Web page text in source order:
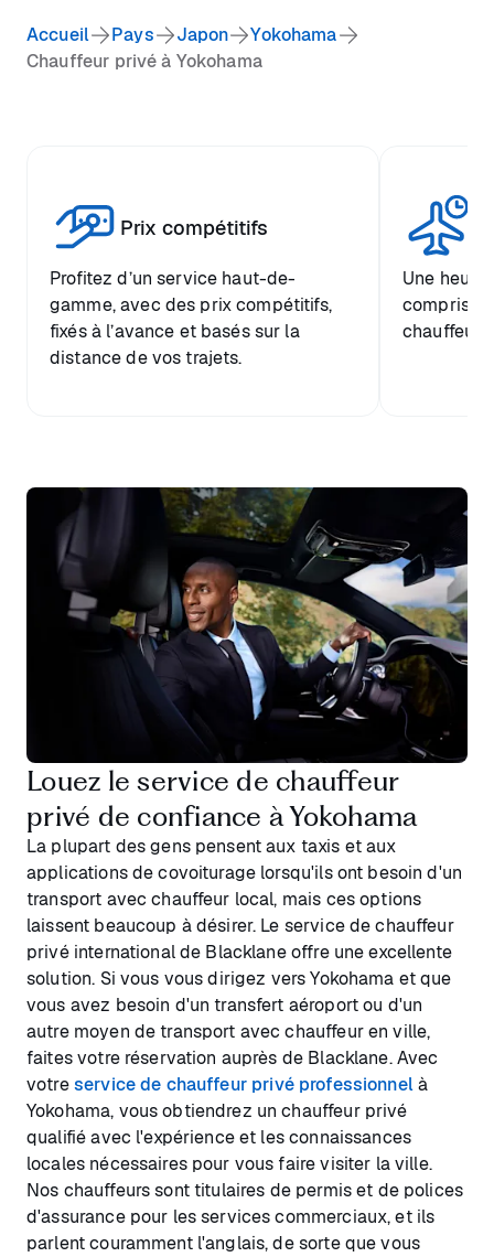
Accueil Pays Japon
Yokohama
Chauffeur privé à Yokohama
Prix compétitifs
Profitez d’un service haut-de-
gamme, avec des prix compétitifs,
fixés à l’avance et basés sur la
distance de vos trajets.
Une heure
comprise
chauffeur.
Louez le service de chauffeur
privé de confiance à Yokohama
La plupart des gens pensent aux taxis et aux
applications de covoiturage lorsqu'ils ont besoin d'un
transport avec chauffeur local, mais ces options
laissent beaucoup à désirer. Le service de chauffeur
privé international de Blacklane offre une excellente
solution. Si vous vous dirigez vers Yokohama et que
vous avez besoin d'un transfert aéroport ou d'un
autre moyen de transport avec chauffeur en ville,
faites votre réservation auprès de Blacklane. Avec
votreservice de chauffeur privé professionnelà
Yokohama, vous obtiendrez un chauffeur privé
qualifié avec l'expérience et les connaissances
locales nécessaires pour vous faire visiter la ville.
Nos chauffeurs sont titulaires de permis et de polices
d'assurance pour les services commerciaux, et ils
parlent couramment l'anglais, de sorte que vous